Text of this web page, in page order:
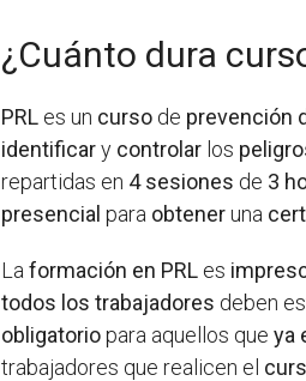
¿Cuánto dura
PRL es un curso de prevención
identificary controlar los
repartidas en 4 sesiones de 3
presencial para obteneruna
Laformación en PRL es
todos los trabajadores deben
obligatoriopara aquellos queya
trabajadores que realicen el